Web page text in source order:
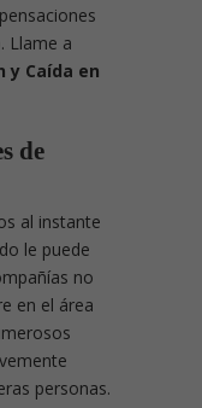
Llame a
y Caída en
de
al instante
le puede
no
en el área
personas.